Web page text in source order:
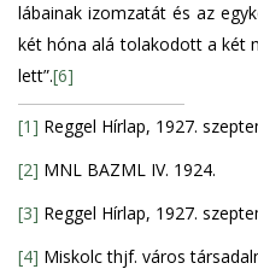
lábainak izomzatát és az
két hóna alá tolakodott a két
lett”.[6]
[1] Reggel Hírlap, 1927.
[2] MNL BAZML IV. 1924.
[3] Reggel Hírlap, 1927.
[4] Miskolc thjf. város